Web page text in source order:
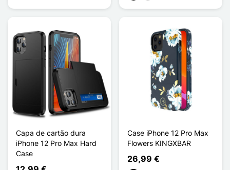
Capa de cartão dura
iPhone 12 Pro Max Hard
Case
Case iPhone 12 Pro Max
Flowers KINGXBAR
26,99 €